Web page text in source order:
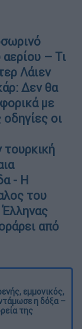
– Τι
Λάιεν
Δεν θα
με
οι
τουρκική
- Η
του
από
εμμονικός,
η δόξα –
της